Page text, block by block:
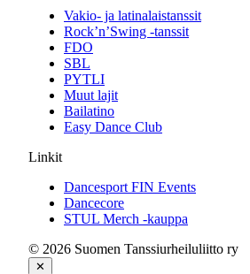
Vakio- ja latinalaistanssit
Rock’n’Swing -tanssit
FDO
SBL
PYTLI
Muut lajit
Bailatino
Easy Dance Club
Linkit
Dancesport FIN Events
Dancecore
STUL Merch -kauppa
© 2026 Suomen Tanssiurheiluliitto ry
✕